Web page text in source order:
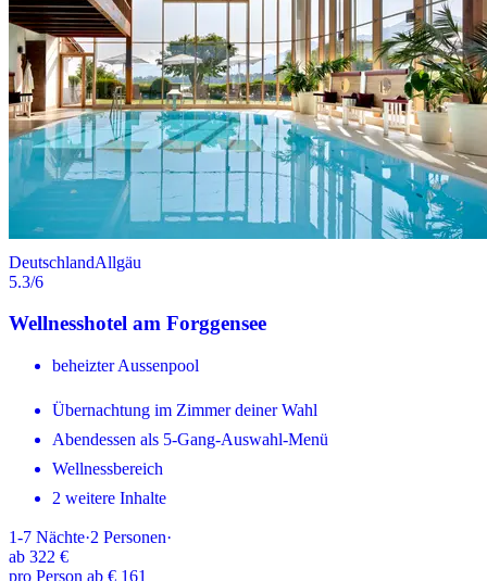
DeutschlandAllgäu
5.3/6
Wellnesshotel am Forggensee
beheizter Aussenpool
Übernachtung im Zimmer deiner Wahl
Abendessen als 5-Gang-Auswahl-Menü
Wellnessbereich
2 weitere Inhalte
1-7 Nächte·2 Personen·
ab 322 €
pro Person ab € 161